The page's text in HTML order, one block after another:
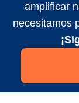
amplificar
necesitamos